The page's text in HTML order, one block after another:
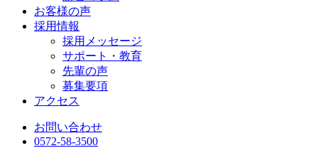
お客様の声
採用情報
採用メッセージ
サポート・教育
先輩の声
募集要項
アクセス
お問い合わせ
0572-58-3500